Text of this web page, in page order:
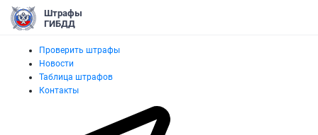
Штрафы
ГИБДД
Проверить штрафы
Новости
Таблица штрафов
Контакты